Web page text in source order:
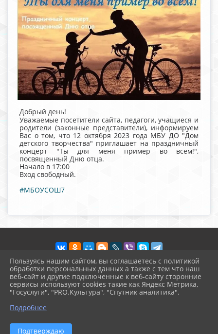
Добрый день!
Уважаемые посетители сайта, педагоги, учащиеся и
родители (законные представители), информируем
Вас о том, что 12 октября 2023 года МБУ ДО "Дом
детского творчества" приглашает на праздничный
концерт "Ты для меня пример во всем!",
посвященный Дню отца.
Начало в 17:00
Вход свободный.
#МБОУСОШ7
2026 г. vvschool7.ru
Вход
Карта сайта
Политика обработки персональных данных
Сделано на KubCMS
Разработка и поддержка
Пользуясь нашим сайтом, вы соглашаетесь с политикой
обработки персональных данных а также с тем что наш
веб-сайт и другие подключенные к веб-сайту сторонние
сервисы используют cookies такие как Яндекс Метрика,
"Госуслуги", "PRO.Культура", "Спутник аналитика".
Подробнее
Подтверждаю